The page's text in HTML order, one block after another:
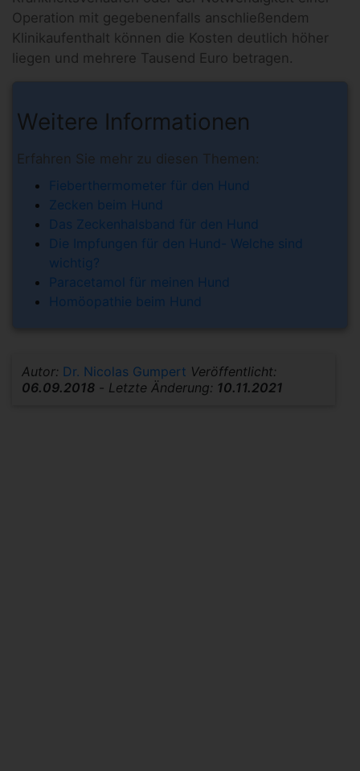
Operation mit gegebenenfalls anschließendem
Klinikaufenthalt können die Kosten deutlich höher
liegen und mehrere Tausend Euro betragen.
Weitere Informationen
Erfahren Sie mehr zu diesen Themen:
Fieberthermometer für den Hund
Zecken beim Hund
Das Zeckenhalsband für den Hund
Die Impfungen für den Hund- Welche sind
wichtig?
Paracetamol für meinen Hund
Homöopathie beim Hund
Autor: Dr. Nicolas Gumpert Veröffentlicht:
06.09.2018 - Letzte Änderung: 10.11.2021